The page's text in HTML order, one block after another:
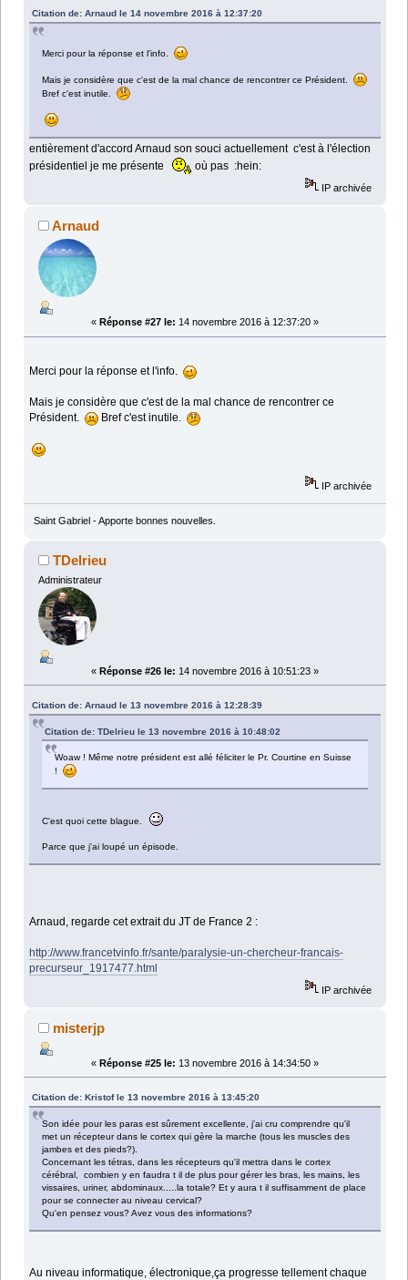
Citation de: Arnaud le 14 novembre 2016 à 12:37:20
Merci pour la réponse et l'info.
Mais je considère que c'est de la mal chance de rencontrer ce Président.
Bref c'est inutile.
entièrement d'accord Arnaud son souci actuellement c'est à l'élection
présidentiel je me présente
où pas :hein:
IP archivée
Arnaud
« Réponse #27 le: 14 novembre 2016 à 12:37:20 »
Merci pour la réponse et l'info.
Mais je considère que c'est de la mal chance de rencontrer ce
Président.
Bref c'est inutile.
IP archivée
Saint Gabriel - Apporte bonnes nouvelles.
TDelrieu
Administrateur
« Réponse #26 le: 14 novembre 2016 à 10:51:23 »
Citation de: Arnaud le 13 novembre 2016 à 12:28:39
Citation de: TDelrieu le 13 novembre 2016 à 10:48:02
Woaw ! Même notre président est allé féliciter le Pr. Courtine en Suisse
!
C'est quoi cette blague.
Parce que j'ai loupé un épisode.
Arnaud, regarde cet extrait du JT de France 2 :
http://www.francetvinfo.fr/sante/paralysie-un-chercheur-francais-
precurseur_1917477.html
IP archivée
misterjp
« Réponse #25 le: 13 novembre 2016 à 14:34:50 »
Citation de: Kristof le 13 novembre 2016 à 13:45:20
Son idée pour les paras est sûrement excellente, j'ai cru comprendre qu'il
met un récepteur dans le cortex qui gère la marche (tous les muscles des
jambes et des pieds?).
Concernant les tétras, dans les récepteurs qu'il mettra dans le cortex
cérébral, combien y en faudra t il de plus pour gérer les bras, les mains, les
vissaires, uriner, abdominaux.....la totale? Et y aura t il suffisamment de place
pour se connecter au niveau cervical?
Qu'en pensez vous? Avez vous des informations?
Au niveau informatique, électronique,ça progresse tellement chaque